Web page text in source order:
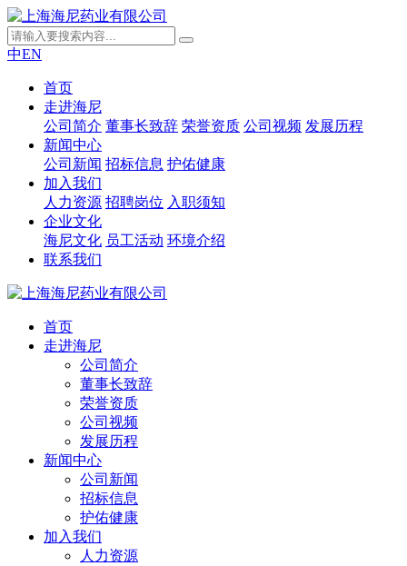
中EN
首页
走进海尼
公司简介 董事长致辞 荣誉资质 公司视频 发展历程
新闻中心
公司新闻 招标信息 护佑健康
加入我们
人力资源 招聘岗位 入职须知
企业文化
海尼文化 员工活动 环境介绍
联系我们
首页
走进海尼
公司简介
董事长致辞
荣誉资质
公司视频
发展历程
新闻中心
公司新闻
招标信息
护佑健康
加入我们
人力资源